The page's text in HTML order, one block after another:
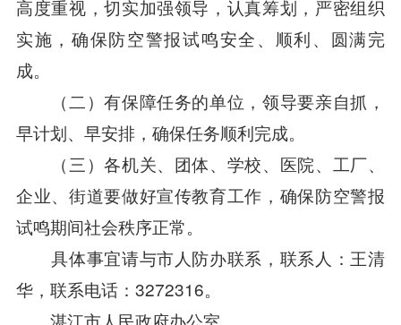
高度重视，切实加强领导，认真筹划，严密组织
实施，确保防空警报试鸣安全、顺利、圆满完
成。
（二）有保障任务的单位，领导要亲自抓，
早计划、早安排，确保任务顺利完成。
（三）各机关、团体、学校、医院、工厂、
企业、街道要做好宣传教育工作，确保防空警报
试鸣期间社会秩序正常。
具体事宜请与市人防办联系，联系人：王清
华，联系电话：3272316。
湛江市人民政府办公室